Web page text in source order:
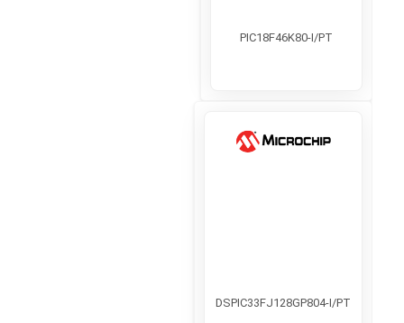
PIC18F46K80-I/PT
DSPIC33FJ128GP804-I/PT